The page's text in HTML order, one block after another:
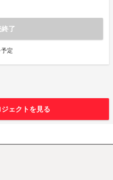
終了
定
ェクトを見る